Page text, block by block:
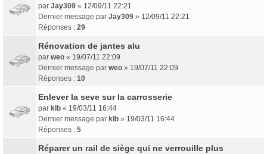
par Jay309 « 12/09/11 22:21
Dernier message par Jay309 » 12/09/11 22:21
Réponses : 29
Rénovation de jantes alu
par weo « 19/07/11 22:09
Dernier message par weo » 19/07/11 22:09
Réponses : 10
Enlever la seve sur la carrosserie
par klb « 19/03/11 16:44
Dernier message par klb » 19/03/11 16:44
Réponses : 5
Réparer un rail de siège qui ne verrouille plus